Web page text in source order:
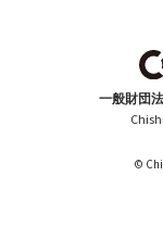
一般財団
©